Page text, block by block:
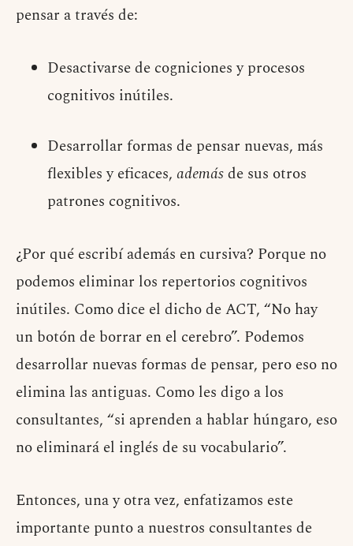
pensar a través de:
Desactivarse de cogniciones y procesos
cognitivos inútiles.
Desarrollar formas de pensar nuevas, más
flexibles y eficaces, ademásde sus otros
patrones cognitivos.
¿Por qué escribí además en cursiva? Porque no
podemos eliminar los repertorios cognitivos
inútiles. Como dice el dicho de ACT, “No hay
un botón de borrar en el cerebro”. Podemos
desarrollar nuevas formas de pensar, pero eso no
elimina las antiguas. Como les digo a los
consultantes, “si aprenden a hablar húngaro, eso
no eliminará el inglés de su vocabulario”.
Entonces, una y otra vez, enfatizamos este
importante punto a nuestros consultantes de